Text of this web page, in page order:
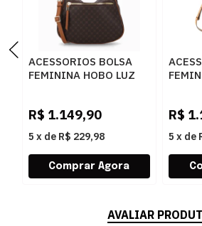
ACESSORIOS BOLSA
FEMININA HOBO LUZ
R$ 1.149,90
5 x de R$ 229,98
R$
5 x de
AVALIAR